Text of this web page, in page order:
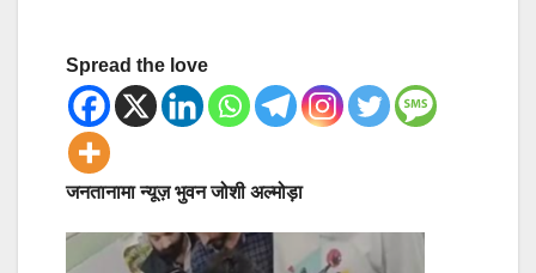
Spread the love
जनतानामा न्यूज़ भुवन जोशी अल्मोड़ा